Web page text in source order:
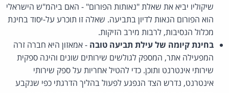
שיקוליו יביא את שאלת "נאותות הפורום" - האם ביהמ"ש הישראלי
הוא הפורום הנאות לדיון בתביעה. שאלה זו תוכרע על-יסוד בחינת
מכלול הנסיבות, לרבות מירב הזיקות.
בחינת קיומה של עילת תביעה טובה - אמאזון היא חברה זרה
המפעילה אתר, המספק לגולשים שירותים שונים והינה ספקית
שירותי אינטרנט ותוכן. כדי להטיל אחריות על ספק שירותי
אינטרנט, נדרש הצד הנפגע לפעול בהליך הדרגתי כפי שנקבע